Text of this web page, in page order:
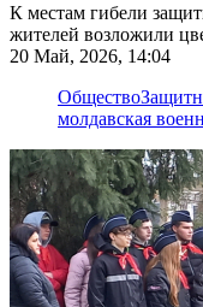
К местам гибели
жителей возложили
20 Май, 2026, 14:04
Общество
молдавская